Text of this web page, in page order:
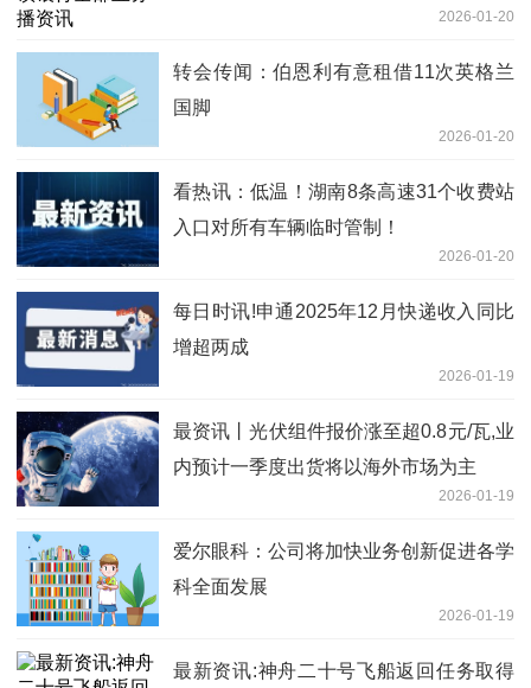
2026-01-20
转会传闻：伯恩利有意租借11次英格兰
国脚
2026-01-20
看热讯：低温！湖南8条高速31个收费站
入口对所有车辆临时管制！
2026-01-20
每日时讯!申通2025年12月快递收入同比
增超两成
2026-01-19
最资讯丨光伏组件报价涨至超0.8元/瓦,业
内预计一季度出货将以海外市场为主
2026-01-19
爱尔眼科：公司将加快业务创新促进各学
科全面发展
2026-01-19
最新资讯:神舟二十号飞船返回任务取得